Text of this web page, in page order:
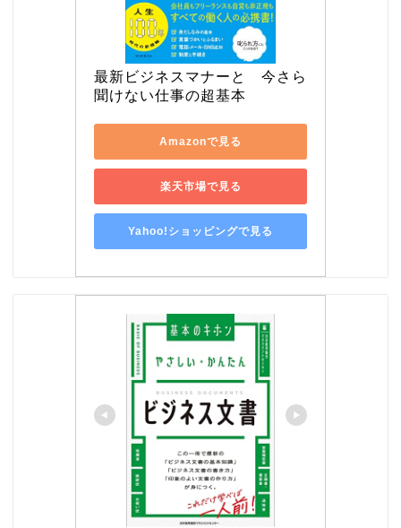
最新ビジネスマナーと　今さら
聞けない仕事の超基本
Amazonで見る
楽天市場で見る
Yahoo!ショッピングで見る